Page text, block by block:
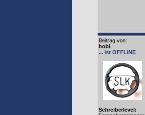
Beitrag von:
hobi
... ist OFFLINE
Schreiberlevel: